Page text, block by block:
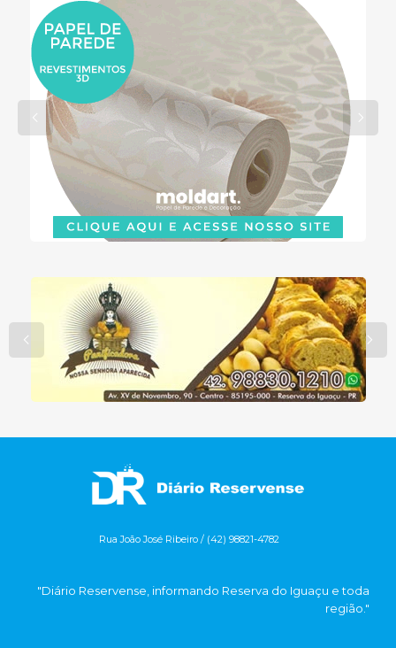
Rua João José Ribeiro / (42) 98821-4782
"Diário Reservense, informando Reserva do Iguaçu e toda
região."